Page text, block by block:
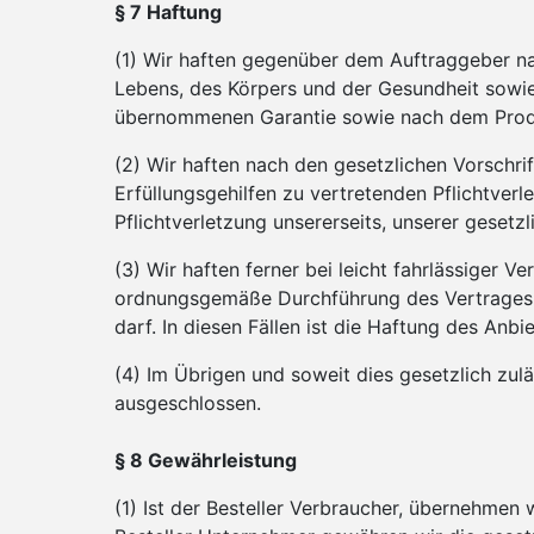
§ 7 Haftung
(1) Wir haften gegenüber dem Auftraggeber
Lebens, des Körpers und der Gesundheit
übernommenen Garantie sowie nach dem
(2) Wir haften nach den gesetzlichen
Erfüllungsgehilfen zu vertretenden
Pflichtverletzung unsererseits, unserer
(3) Wir haften ferner bei leicht fahrlässiger
ordnungsgemäße Durchführung des
darf. In diesen Fällen ist die Haftung des
(4) Im Übrigen und soweit dies gesetzlich
ausgeschlossen.
§ 8 Gewährleistung
(1) Ist der Besteller Verbraucher,